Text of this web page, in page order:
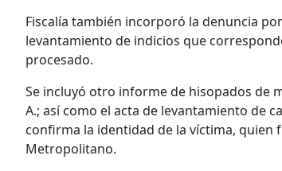
Fiscalía también incorporó la denuncia
levantamiento de indicios que
procesado.
Se incluyó otro informe de hisopados de
A.; así como el acta de levantamiento de
confirma la identidad de la víctima, quien
Metropolitano.